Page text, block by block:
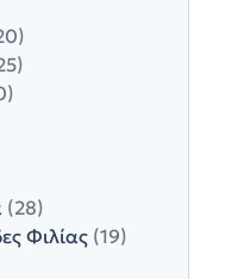
(28)
Φιλίας (19)